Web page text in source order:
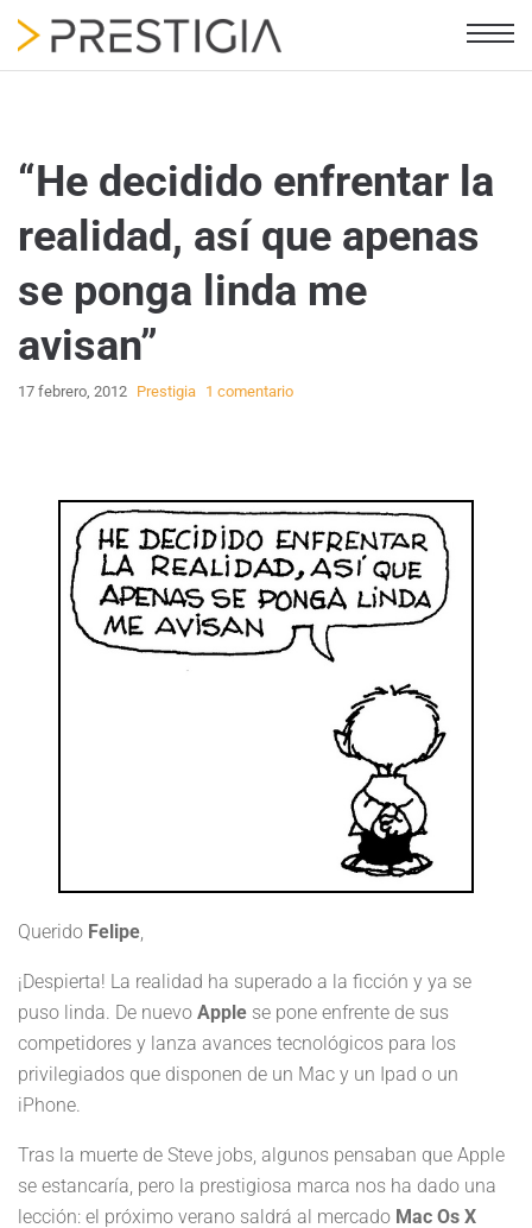
“He decidido enfrentar la
realidad, así que apenas
se ponga linda me
avisan”
17 febrero, 2012 Prestigia 1 comentario
Querido Felipe,
¡Despierta! La realidad ha superado a la ficción y ya se
puso linda. De nuevo Apple se pone enfrente de sus
competidores y lanza avances tecnológicos para los
privilegiados que disponen de un Mac y un Ipad o un
iPhone.
Tras la muerte de Steve jobs, algunos pensaban que Apple
se estancaría, pero la prestigiosa marca nos ha dado una
lección: el próximo verano saldrá al mercado Mac Os X